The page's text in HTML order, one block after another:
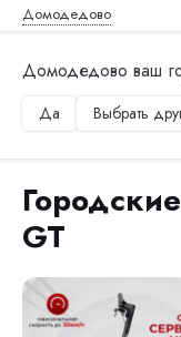
Домодедово
Домодедово ваш
Да Выбрать
Главная
GT